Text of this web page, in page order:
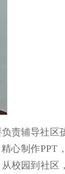
责辅导社区
心制作PPT
校园到社区